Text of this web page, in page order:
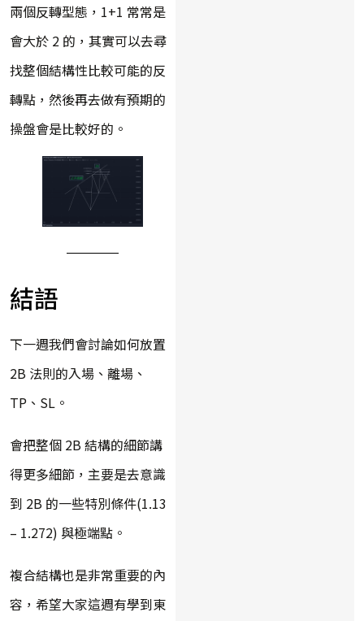
兩個反轉型態，1+1 常常是
會大於 2 的，其實可以去尋
找整個結構性比較可能的反
轉點，然後再去做有預期的
操盤會是比較好的。
結語
下一週我們會討論如何放置
2B 法則的入場、離場、
TP、SL。
會把整個 2B 結構的細節講
得更多細節，主要是去意識
到 2B 的一些特別條件(1.13
– 1.272) 與極端點。
複合結構也是非常重要的內
容，希望大家這週有學到東